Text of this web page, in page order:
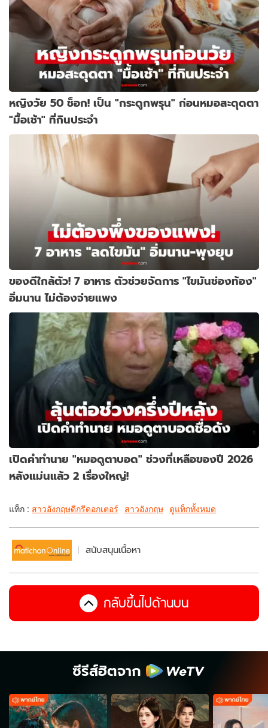
หญิงวัย 50 ช็อก! เป็น "กระดูกพรุน" ก่อนหมอสะดุดตา
"มื้อเช้า" ที่กินประจำ
ของดีใกล้ตัว! 7 อาหาร ตัวช่วยจัดการ "ไขมันช่องท้อง"
อิ่มนาน ไม่ต้องจ่ายแพง
เปิดคำทำนาย "หมอดูตาบอด" ช่วงที่เหลือของปี 2026
หลังแม่นแล้ว 2 เรื่องใหญ่!
แท็ก : สาวอังกฤษดีกรีดอกเตอร์ สาวอังกฤษ ดูแท็กทั้งหมด
สนับสนุนเนื้อหา
กลับขึ้นไปด้านบน
ซีรีส์ฮิตจาก